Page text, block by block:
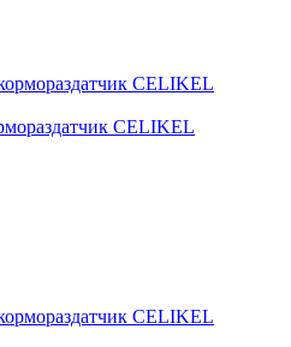
CELIKEL